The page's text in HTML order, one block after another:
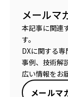
メールマ
本記事に関連
す。
DXに関する
事例、技術解
広い情報をお
メールマ